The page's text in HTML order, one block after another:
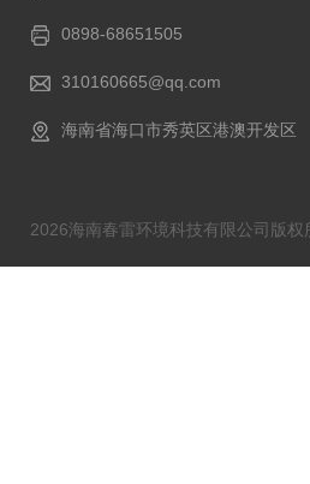
0898-68651505
310160665@qq.com
海南省海口市秀英区港澳开发区
2026海南春雷环境科技有限公司版